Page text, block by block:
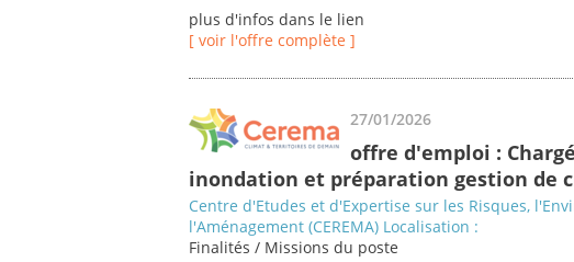
plus d'infos dans le lien
[ voir l'offre complète ]
27/01/2026
offre d'emploi :
inondation et préparation gestion de
Centre d'Etudes et d'Expertise sur les Risques,
l'Aménagement (CEREMA) Localisation :
Finalités / Missions du poste